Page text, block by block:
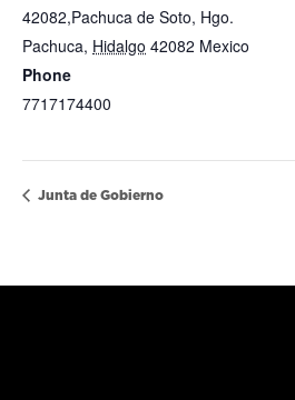
42082,Pachuca de Soto, Hgo.
Pachuca, Hidalgo 42082 Mexico
Phone
7717174400
Junta de Gobierno